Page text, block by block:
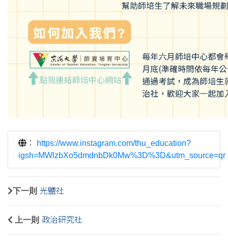
：
https://www.instagram.com/thu_education?
igsh=MWlzbXo5dmdnbDk0Mw%3D%3D&utm_source=qr
下一則 光鹽社
上一則 政治研究社